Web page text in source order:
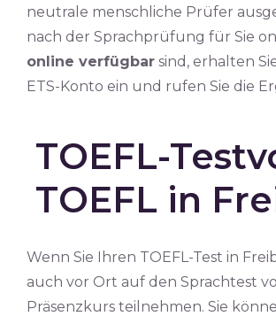
neutrale menschliche Prüfer
nach der Sprachprüfung für Sie
online verfügbar sind, erhalten
ETS-Konto ein und rufen Sie die
TOEFL-
TOEFL in
Wenn Sie Ihren TOEFL-Test in
auch vor Ort auf den Sprachtest
Präsenzkurs teilnehmen. Sie